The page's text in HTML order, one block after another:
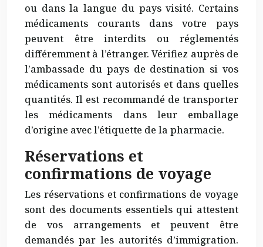
ou dans la langue du pays visité. Certains
médicaments courants dans votre pays
peuvent être interdits ou réglementés
différemment à l’étranger. Vérifiez auprès de
l’ambassade du pays de destination si vos
médicaments sont autorisés et dans quelles
quantités. Il est recommandé de transporter
les médicaments dans leur emballage
d’origine avec l’étiquette de la pharmacie.
Réservations et
confirmations de voyage
Les réservations et confirmations de voyage
sont des documents essentiels qui attestent
de vos arrangements et peuvent être
demandés par les autorités d’immigration.